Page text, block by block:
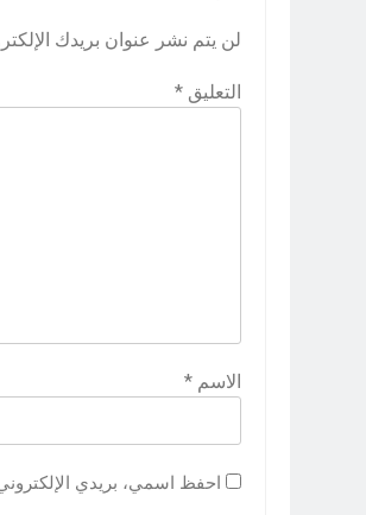
لن يتم نشر عنوان بريدك
التعليق *
الاسم *
احفظ اسمي، بريدي